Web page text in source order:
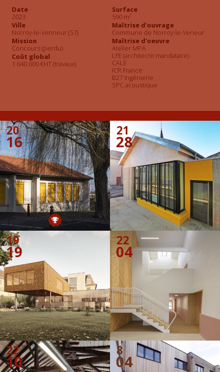
Date
2023
Ville
Norroy-le-Venneur (57)
Mission
Concours (perdu)
Coût global
1 640 000 €HT (travaux)
Surface
590 m²
Maîtrise d'ouvrage
Commune de Norroy-le-Veneur
Maîtrise d'oeuvre
Atelier MPA
LFE (architecte mandataire)
CALE
ICR France
B27 ingénierie
SPC acoustique
20
16
21
28
19
19
22
04
22
10
8
04